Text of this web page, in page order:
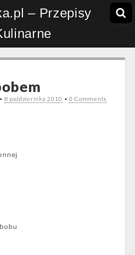
– Przepisy
• 8 października 2010 • 0 Comments